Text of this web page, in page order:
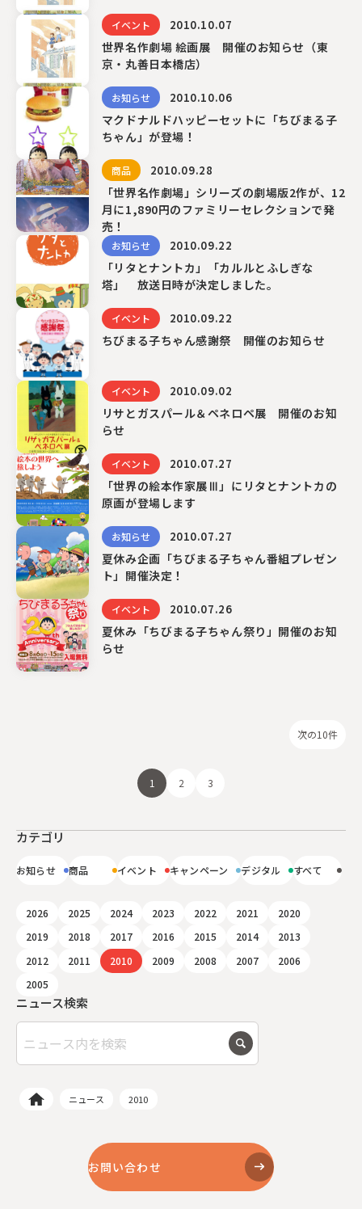
ニュース検索
カテゴリ
お知らせ 商品 イベント キャンペーン デジタル すべて
2026 2025 2024 2023 2022 2021
2020
2019
2018 2017 2016 2015 2014
2013
2012
2011 2010 2009 2008 2007
2006
2005
イベント 2010.10.07
世界名作劇場 絵画展 開催のお知らせ（東
京・丸善日本橋店）
お知らせ 2010.10.06
マクドナルドハッピーセットに「ちびまる子
ちゃん」が登場！
商品 2010.09.28
「世界名作劇場」シリーズの劇場版2作が、12
月に1,890円のファミリーセレクションで発
売！
お知らせ 2010.09.22
「リタとナントカ」「カルルとふしぎな
塔」 放送日時が決定しました。
イベント 2010.09.22
ちびまる子ちゃん感謝祭 開催のお知らせ
イベント 2010.09.02
リサとガスパール＆ペネロペ展 開催のお知
らせ
イベント 2010.07.27
「世界の絵本作家展Ⅲ」にリタとナントカの
原画が登場します
お知らせ 2010.07.27
夏休み企画「ちびまる子ちゃん番組プレゼン
ト」開催決定！
イベント 2010.07.26
夏休み「ちびまる子ちゃん祭り」開催のお知
らせ
1 2 3
次の10件
ニュース 2010
お問い合わせ